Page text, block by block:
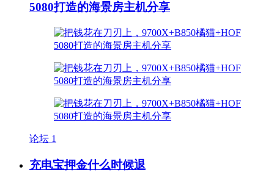
5080打造的海景房主机分享
论坛 1
充电宝押金什么时候退